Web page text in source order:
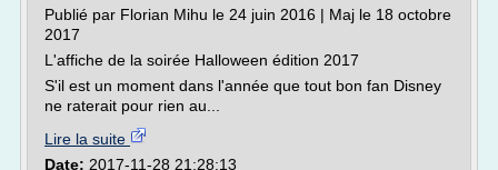
Publié par Florian Mihu le 24 juin 2016 | Maj le 18 octobre
2017
L'affiche de la soirée Halloween édition 2017
S'il est un moment dans l'année que tout bon fan Disney
ne raterait pour rien au...
Lire la suite
Date: 2017-11-28 21:28:13